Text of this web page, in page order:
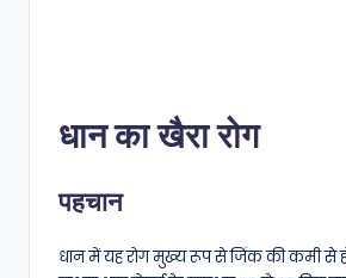
धान का खैरा रोग
पहचान
धान में यह रोग मुख्य रूप से जिंक की कमी से